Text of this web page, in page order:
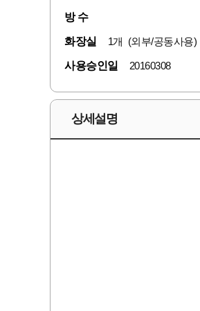
방 수
화장실 1개 (외부/공동사용)
사용승인일 20160308
상세설명